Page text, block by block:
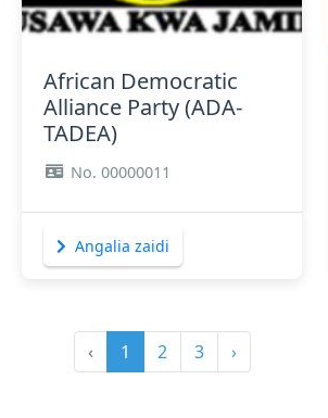
Angalia zaidi
African Democratic
Alliance Party (ADA-
TADEA)
No. 00000011
Angalia zaidi
‹ 1 2 3 ›